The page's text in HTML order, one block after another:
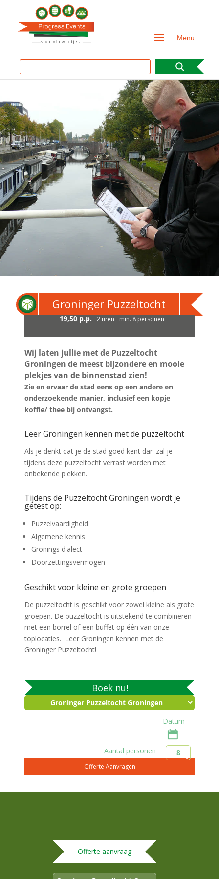
Groninger Puzzeltocht
19,50 p.p. 2 uren min. 8 personen
Wij laten jullie met de Puzzeltocht
Groningen de meest bijzondere en mooie
plekjes van de binnenstad zien!
Zie en ervaar de stad eens op een andere en
onderzoekende manier, inclusief een kopje
koffie/ thee bij ontvangst.
Leer Groningen kennen met de puzzeltocht
Als je denkt dat je de stad goed kent dan zal je
tijdens deze puzzeltocht verrast worden met
onbekende plekken.
Tijdens de Puzzeltocht Groningen wordt je
getest op:
Puzzelvaardigheid
Algemene kennis
Gronings dialect
Doorzettingsvermogen
Geschikt voor kleine en grote groepen
De puzzeltocht is geschikt voor zowel kleine als grote
groepen. De puzzeltocht is uitstekend te combineren
met een borrel of een buffet op één van onze
toplocaties. Leer Groningen kennen met de
Groninger Puzzeltocht!
Boek nu!
Datum
Aantal personen
Offerte aanvraag